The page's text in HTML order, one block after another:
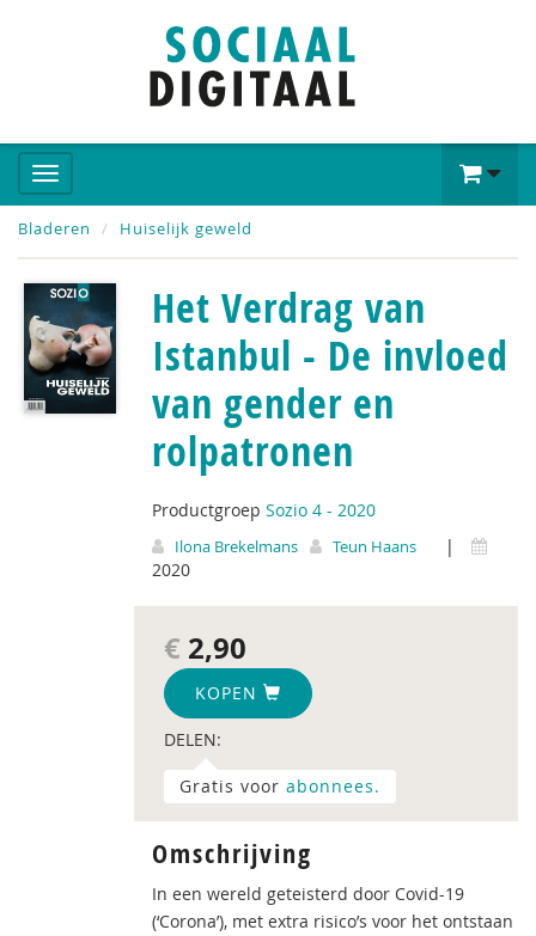
Bladeren Huiselijk geweld
Het Verdrag van
Istanbul - De invloed
van gender en
rolpatronen
Productgroep Sozio 4 - 2020
Ilona Brekelmans Teun Haans
|
2020
€ 2,90
KOPEN
DELEN:
Gratis voor abonnees.
Omschrijving
In een wereld geteisterd door Covid-19
(‘Corona’), met extra risico’s voor het ontstaan